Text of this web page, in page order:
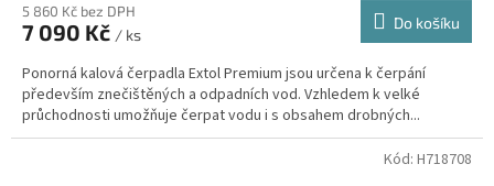
5 860 Kč bez DPH
7 090 Kč / ks
Do košíku
Ponorná kalová čerpadla Extol Premium jsou určena k čerpání
především znečištěných a odpadních vod. Vzhledem k velké
průchodnosti umožňuje čerpat vodu i s obsahem drobných...
Kód: H718708